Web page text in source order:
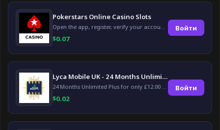
Pokerstars Online Casino Slots
$0.07
Войти
Lyca Mobile UK - 24 Months Unlimited Plus!
$0.02
Войти